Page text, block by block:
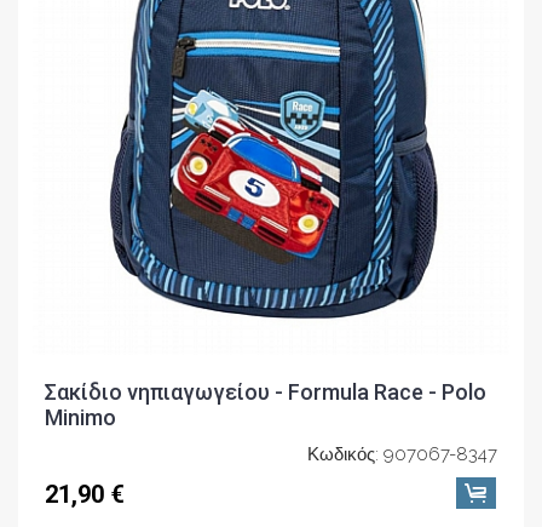
Σακίδιο νηπιαγωγείου - Formula Race - Polo
Minimo
Κωδικός: 907067-8347
21,90 €